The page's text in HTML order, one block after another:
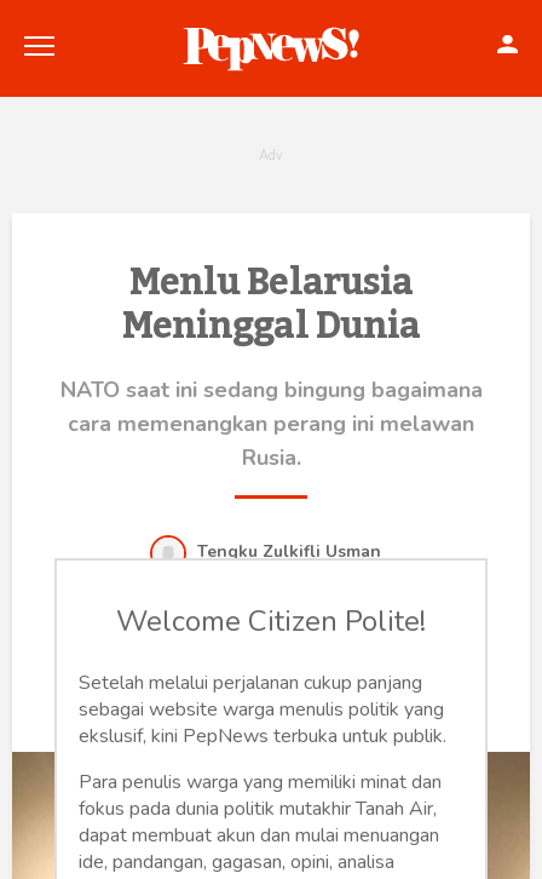
Konstitusi
Hankam
Internasional
Humaniora
Gaya
Wisata
Wanita
Menlu Belarusia
Meninggal Dunia
NATO saat ini sedang bingung bagaimana
cara memenangkan perang ini melawan
Rusia.
Tengku Zulkifli Usman
0 273
Welcome Citizen Polite!
Setelah melalui perjalanan cukup panjang
sebagai website warga menulis politik yang
ekslusif, kini PepNews terbuka untuk publik.
Para penulis warga yang memiliki minat dan
fokus pada dunia politik mutakhir Tanah Air,
dapat membuat akun dan mulai menuangan
ide, pandangan, gagasan, opini, analisa